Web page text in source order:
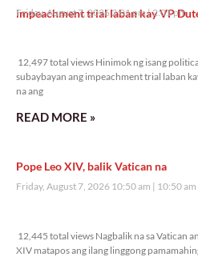
impeachment trial laban kay VP
Friday, August 7, 2026 2:01 pm 2:01 pm
12,497 total views Hinimok ng isang
subaybayan ang impeachment trial laban
na ang
READ MORE »
Pope Leo XIV, balik Vatican na
Friday, August 7, 2026 10:50 am 10:50 am
12,445 total views Nagbalik na sa Vatican
XIV matapos ang ilang linggong